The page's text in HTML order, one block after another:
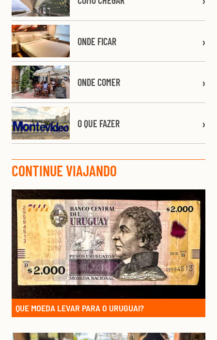
ONDE FICAR
ONDE COMER
O QUE FAZER
CONTINUE VIAJANDO
QUE MOEDA LEVAR PARA O URUGUAI?